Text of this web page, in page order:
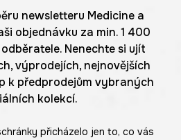
newsletteru Medicine a
objednávku za min. 1 400
Nenechte si ujít
výprodejích, nejnovějších
k předprodejům vybraných
kolekcí.
přicházelo jen to, co vás